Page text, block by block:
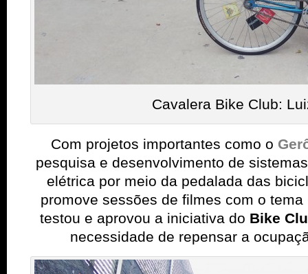
Cavalera Bike Club:
Com projetos importantes como o
pesquisa e desenvolvimento de
elétrica por meio da pedalada das
promove sessões de filmes com o
testou e aprovou a iniciativa do Bike
necessidade de repensar a